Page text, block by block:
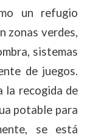
un refugio
zonas verdes,
sistemas
de juegos.
la recogida de
potable para
se está